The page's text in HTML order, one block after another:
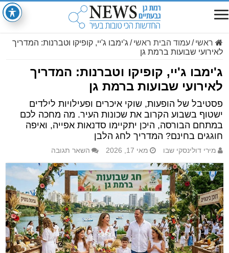
ראשי /עמוד הבית ראשי / ג'ימבו ג'יי, קופיקו וטברנות: המדריך
לאירועי שבועות ברמת גן
ג'ימבו ג'יי, קופיקו וטברנות: המדריך
לאירועי שבועות ברמת גן
פסטיבל של הופעות, שוקי איכרים ופעילויות לילדים
ישטוף בשבוע הקרוב את שכונות העיר. מה מחכה לכם
במתחם הבורסה, היכן יתקיימו סדנאות אפייה, ואיפה
חוגגים בחינם? המדריך לחג הלבן
מירי דולינסקי שבו מאי 17, 2026 השאר תגובה